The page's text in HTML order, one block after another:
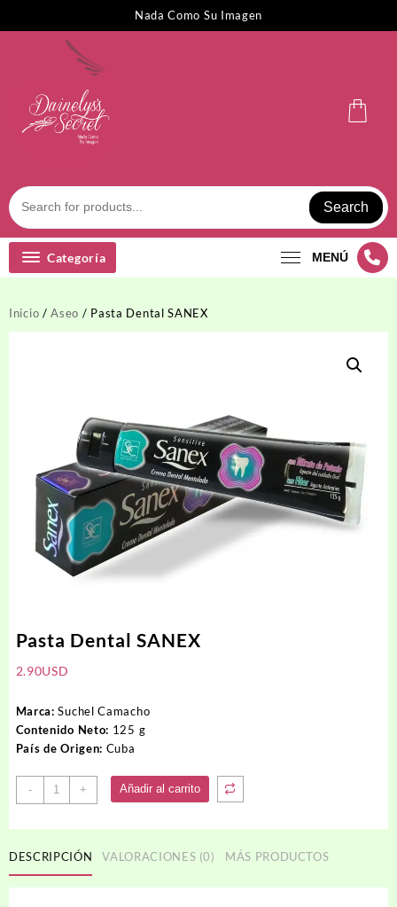
Nada Como Su Imagen
Search
Categoría MENÚ
Inicio /Aseo / Pasta Dental SANEX
Pasta Dental SANEX
2.90USD
Marca: Suchel Camacho
Contenido Neto: 125 g
País de Origen: Cuba
-
Pasta
Dental
+ Añadir al carrito
DESCRIPCIÓN VALORACIONES (0) MÁS PRODUCTOS